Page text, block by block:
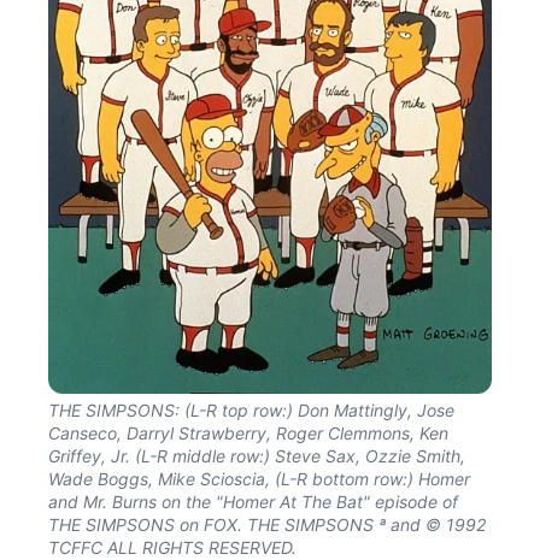
THE SIMPSONS: (L-R top row:) Don Mattingly, Jose
Canseco, Darryl Strawberry, Roger Clemmons, Ken
Griffey, Jr. (L-R middle row:) Steve Sax, Ozzie Smith,
Wade Boggs, Mike Scioscia, (L-R bottom row:) Homer
and Mr. Burns on the "Homer At The Bat" episode of
THE SIMPSONS on FOX. THE SIMPSONS ª and © 1992
TCFFC ALL RIGHTS RESERVED.